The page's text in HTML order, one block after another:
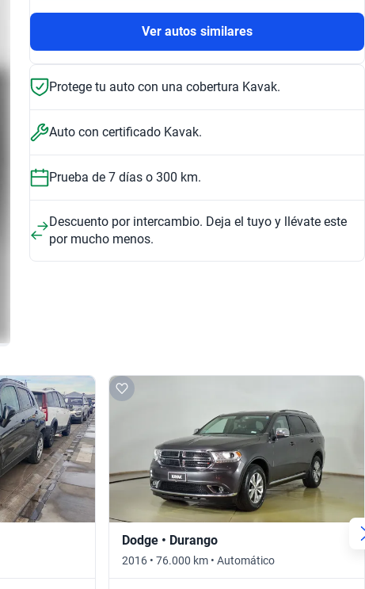
Ver autos similares
Protege tu auto con una cobertura Kavak.
Auto con certificado Kavak.
Prueba de 7 días o 300 km.
Descuento por intercambio. Deja el tuyo y llévate este
por mucho menos.
Dodge • Durango
2016 • 76.000 km • Automático